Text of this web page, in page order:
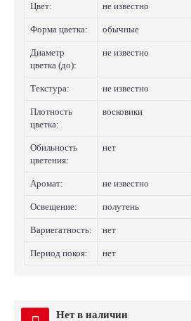
Цвет: не известно
Форма цветка: обычные
Диаметр
цветка (до):
не известно
Текстура: не известно
Плотность
цветка:
восковики
Обильность
цветения:
нет
Аромат: не известно
Освещение: полутень
Вариегатность: нет
Период покоя: нет
Нет в наличии